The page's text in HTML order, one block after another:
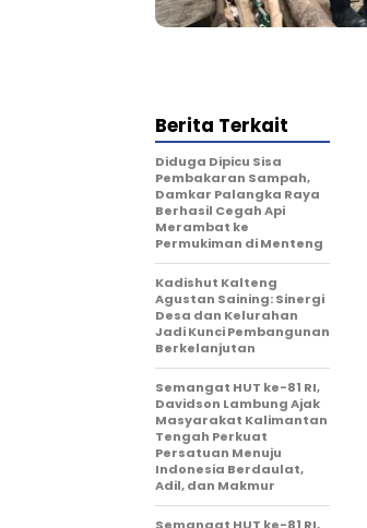
Berita Terkait
Diduga Dipicu Sisa
Pembakaran Sampah,
Damkar Palangka Raya
Berhasil Cegah Api
Merambat ke
Permukiman di Menteng
Kadishut Kalteng
Agustan Saining: Sinergi
Desa dan Kelurahan
Jadi Kunci Pembangunan
Berkelanjutan
Semangat HUT ke-81 RI,
Davidson Lambung Ajak
Masyarakat Kalimantan
Tengah Perkuat
Persatuan Menuju
Indonesia Berdaulat,
Adil, dan Makmur